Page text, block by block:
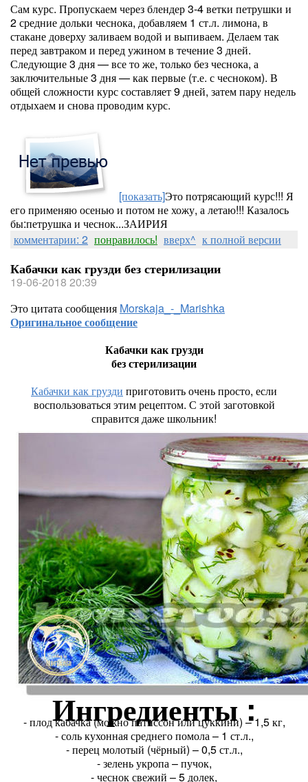
Сам курс. Пропускаем через блендер 3-4 ветки петрушки и
2 средние дольки чеснока, добавляем 1 ст.л. лимона, в
стакане доверху заливаем водой и выпиваем. Делаем так
перед завтраком и перед ужином в течение 3 дней.
Следующие 3 дня — все то же, только без чеснока, а
заключительные 3 дня — как первые (т.е. с чесноком). В
общей сложности курс составляет 9 дней, затем пару недель
отдыхаем и снова проводим курс.
[показать]Это потрясающий курс!!! Я
его применяю осенью и потом не хожу, а летаю!!! Казалось
бы:петрушка и чеснок...ЗАИРИЯ
комментарии: 2 понравилось! вверх^ к полной версии
Кабачки как грузди без стерилизации
19-06-2018 20:39
Это цитата сообщения Morskaja_-_Marishka
Оригинальное сообщение
Кабачки как грузди
без стерилизации
Кабачки как грузди приготовить очень просто, если
воспользоваться этим рецептом. С этой заготовкой
справится даже школьник!
Ингредиенты :
- плод кабачка (можно патиссон или цуккини) – 1,5 кг,
- соль кухонная среднего помола – 1 ст.л.,
- перец молотый (чёрный) – 0,5 ст.л.,
- зелень укропа – пучок,
- чеснок свежий – 5 долек,